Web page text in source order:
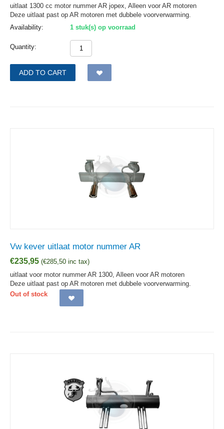
uitlaat 1300 cc motor nummer AR jopex, Alleen voor AR motoren
Deze uitlaat past op AR motoren met dubbele voorverwarming.
Availability:
1 stuk(s) op voorraad
Quantity:
ADD TO CART
Vw kever uitlaat motor nummer AR
€235,95 (€285,50 inc tax)
uitlaat voor motor nummer AR 1300, Alleen voor AR motoren
Deze uitlaat past op AR motoren met dubbele voorverwarming.
Out of stock